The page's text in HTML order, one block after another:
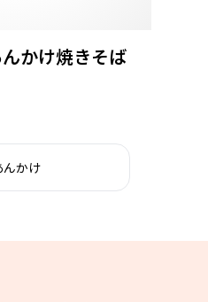
かけ焼きそば
かけ